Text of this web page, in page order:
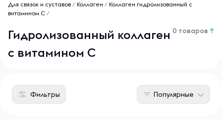
Для связок и суставов / Коллаген / Коллаген гидролизованный с
витамином С /
Гидролизованный коллаген
с витамином С
0 товаров ↑
Фильтры Популярные